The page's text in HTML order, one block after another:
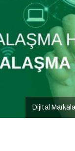
Dijital